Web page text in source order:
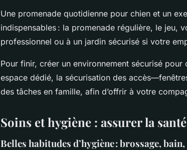
Une promenade quotidienne pour chien et un
indispensables : la promenade régulière, le jeu,
professionnel ou à un jardin sécurisé si votre
Pour finir, créer un environnement sécurisé pour
espace dédié, la sécurisation des
des tâches en famille, afin d’offrir à votre
Soins et hygiène : assurer la
Belles habitudes d’hygiène : brossage,